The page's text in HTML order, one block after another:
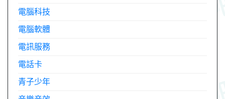
電腦科技
電腦軟體
電訊服務
電話卡
青子少年